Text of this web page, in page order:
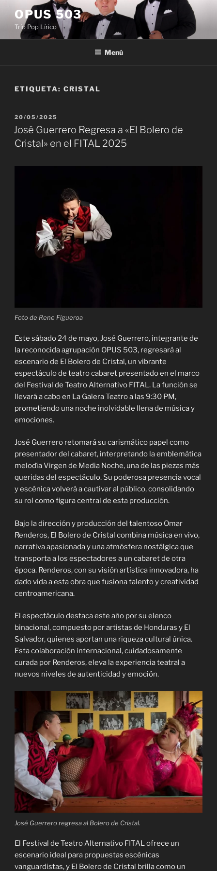
contenido
OPUS 503
Trío Pop Lírico
Menú
ETIQUETA: CRISTAL
PUBLICADO
EL
20/05/2025
José Guerrero Regresa a «El Bolero de
Cristal» en el FITAL 2025
Foto de Rene Figueroa
Este sábado 24 de mayo, José Guerrero, integrante de
la reconocida agrupación OPUS 503, regresará al
escenario de El Bolero de Cristal, un vibrante
espectáculo de teatro cabaret presentado en el marco
del Festival de Teatro Alternativo FITAL. La función se
llevará a cabo en La Galera Teatro a las 9:30 PM,
prometiendo una noche inolvidable llena de música y
emociones.
José Guerrero retomará su carismático papel como
presentador del cabaret, interpretando la emblemática
melodía Virgen de Media Noche, una de las piezas más
queridas del espectáculo. Su poderosa presencia vocal
y escénica volverá a cautivar al público, consolidando
su rol como figura central de esta producción.
Bajo la dirección y producción del talentoso Omar
Renderos, El Bolero de Cristal combina música en vivo,
narrativa apasionada y una atmósfera nostálgica que
transporta a los espectadores a un cabaret de otra
época. Renderos, con su visión artística innovadora, ha
dado vida a esta obra que fusiona talento y creatividad
centroamericana.
El espectáculo destaca este año por su elenco
binacional, compuesto por artistas de Honduras y El
Salvador, quienes aportan una riqueza cultural única.
Esta colaboración internacional, cuidadosamente
curada por Renderos, eleva la experiencia teatral a
nuevos niveles de autenticidad y emoción.
José Guerrero regresa al Bolero de Cristal.
El Festival de Teatro Alternativo FITAL ofrece un
escenario ideal para propuestas escénicas
vanguardistas, y El Bolero de Cristal brilla como un